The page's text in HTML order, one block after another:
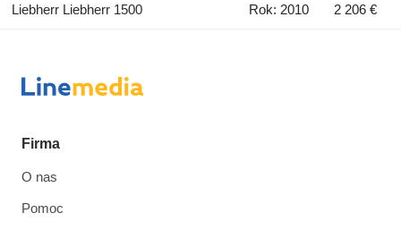
Liebherr Liebherr 1500 Rok: 2010 2 206 €
Firma
O nas
Pomoc